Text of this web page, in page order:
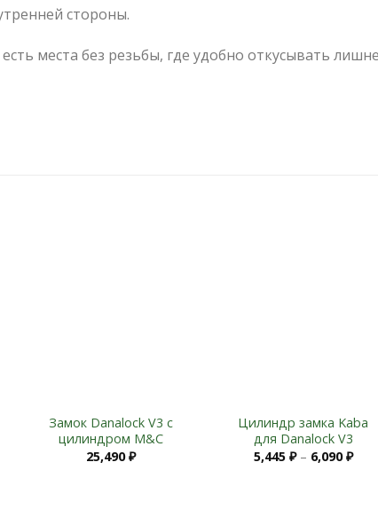
стороны.
места без резьбы, где удобно откусывать
Замок Danalock V3 с
цилиндром M&C
25,490₽
Цилиндр замка Kaba
для Danalock V3
5,445 ₽– 6,090₽